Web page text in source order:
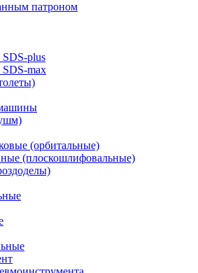
патроном
plus
max
(орбитальные)
(плоскошлифовальные)